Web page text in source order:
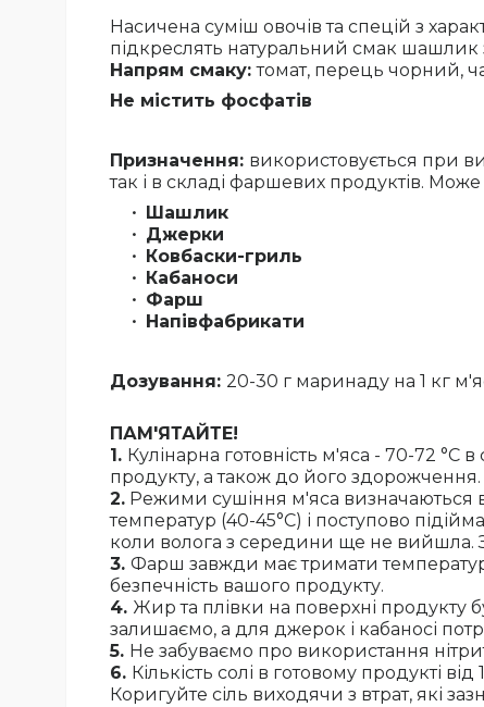
Насичена суміш овочів та спецій з
підкреслять натуральний смак шашлик
Напрям смаку:томат, перець чорний,
Не містить фосфатів
Призначення: використовується при
так і в складі фаршевих продуктів.
Шашлик
Джерки
Ковбаски-гриль
Кабаноси
Фарш
Напівфабрикати
Дозування: 20-30 г маринаду на 1 кг
ПАМ'ЯТАЙТЕ!
1. Кулінарна готовність м'яса - 70-72 °С
продукту, а також до його здорожчення.
2. Режими сушіння м'яса визначаються
температур (40-45°С) і поступово
коли волога з середини ще не вийшла.
3. Фарш завжди має тримати
безпечність вашого продукту.
4. Жир та плівки на поверхні продукту
залишаємо, а для джерок і кабаносі
5. Не забуваємо про використання
6. Кількість солі в готовому продукті
Коригуйте сіль виходячи з втрат, які